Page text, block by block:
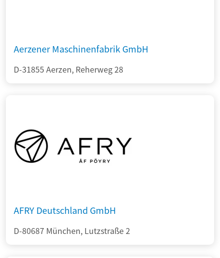
Aerzener Maschinenfabrik GmbH
D-31855 Aerzen, Reherweg 28
AFRY Deutschland GmbH
D-80687 München, Lutzstraße 2